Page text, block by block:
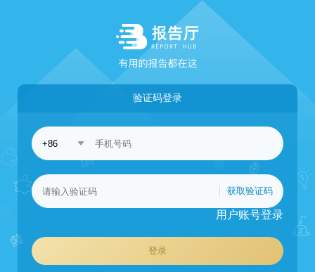
验证码登录
获取验证码
用户账号登录
登录